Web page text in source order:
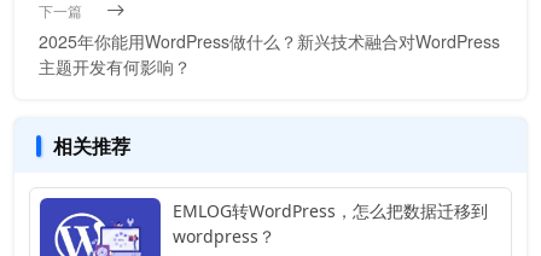
下一篇
2025年你能用WordPress做什么？新兴技术融合对WordPress
主题开发有何影响？
相关推荐
EMLOG转WordPress，怎么把数据迁移到
wordpress？